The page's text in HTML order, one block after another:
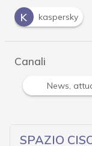
P
password
Canali
Attacchi
SPAZIO